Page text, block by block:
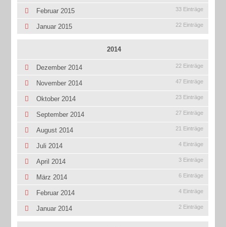
Februar 2015 33 Einträge
Januar 2015 22 Einträge
2014
Dezember 2014 22 Einträge
November 2014 47 Einträge
Oktober 2014 23 Einträge
September 2014 27 Einträge
August 2014 21 Einträge
Juli 2014 4 Einträge
April 2014 3 Einträge
März 2014 6 Einträge
Februar 2014 4 Einträge
Januar 2014 2 Einträge